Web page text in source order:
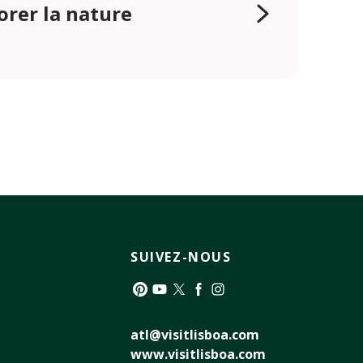
la nature
SUIVEZ-NOUS
atl@visitlisboa.com
www.visitlisboa.com